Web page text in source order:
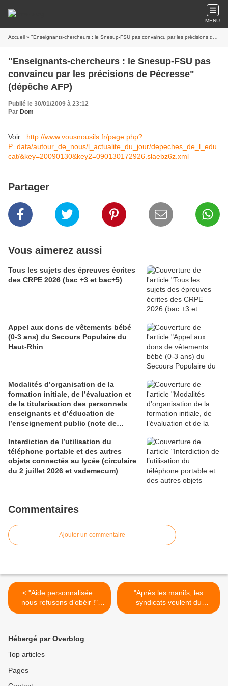
MENU
Accueil » "Enseignants-chercheurs : le Snesup-FSU pas convaincu par les précisions de Pécresse" (dépêche AFP)
"Enseignants-chercheurs : le Snesup-FSU pas
convaincu par les précisions de Pécresse"
(dépêche AFP)
Publié le 30/01/2009 à 23:12
Par Dom
Voir : http://www.vousnousils.fr/page.php?
P=data/autour_de_nous/l_actualite_du_jour/depeches_de_l_edu
cat/&key=20090130&key2=090130172926.slaebz6z.xml
Partager
Vous aimerez aussi
Tous les sujets des épreuves écrites
des CRPE 2026 (bac +3 et bac+5)
Appel aux dons de vêtements bébé
(0-3 ans) du Secours Populaire du
Haut-Rhin
Modalités d’organisation de la
formation initiale, de l’évaluation et
de la titularisation des personnels
enseignants et d’éducation de
l’enseignement public (note de
Interdiction de l’utilisation du
téléphone portable et des autres
objets connectés au lycée (circulaire
du 2 juillet 2026 et vademecum)
Commentaires
Ajouter un commentaire
< "Aide personnalisée :
nous refusons d’obéir !"
(tribune parue dans le
site "Résistance
pédagogique pour l'avenir
"Après les manifs, les
syndicats veulent du
concret" (vidéo sur le site
Hébergé par Overblog
Top articles
Pages